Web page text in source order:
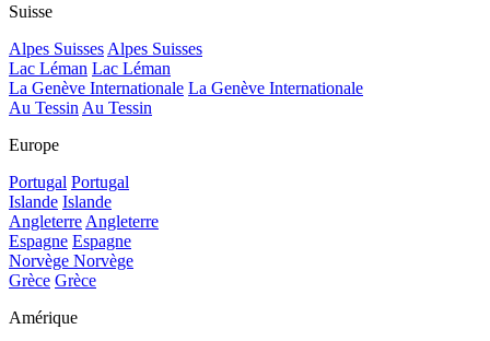
Suisse
Alpes SuissesAlpes Suisses
Lac Léman Lac Léman
La Genève Internationale La Genève Internationale
Au TessinAu Tessin
Europe
Portugal Portugal
Islande Islande
AngleterreAngleterre
Espagne Espagne
Norvège Norvège
Grèce Grèce
Amérique